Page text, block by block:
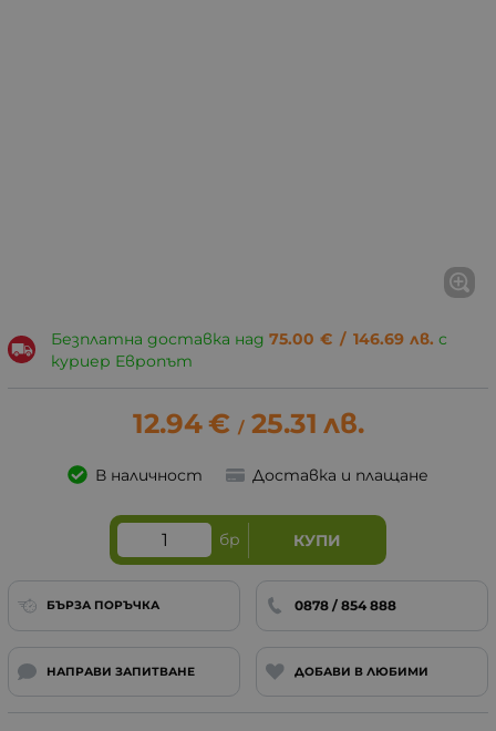
Безплатна доставка над 75.00 € / 146.69 лв. с
куриер Европът
12.94€ / 25.31 лв.
В наличност Доставка и плащане
бр КУПИ
БЪРЗА ПОРЪЧКА 0878 / 854 888
НАПРАВИ ЗАПИТВАНЕ ДОБАВИ В ЛЮБИМИ